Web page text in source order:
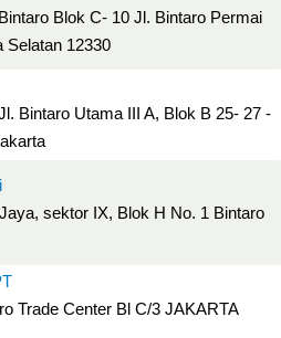
Blok C- 10 Jl. Bintaro Permai
Selatan 12330
Bintaro Utama III A, Blok B 25- 27 -
sektor IX, Blok H No. 1 Bintaro
Trade Center Bl C/3 JAKARTA